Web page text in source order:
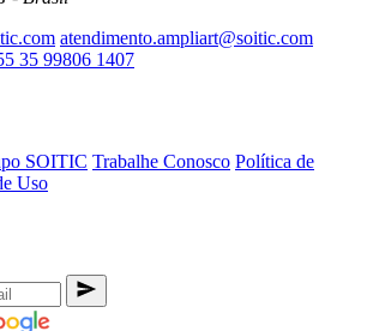
atendimento.ampliart@soitic.com
35 99806 1407
SOITIC Trabalhe Conosco Política de
Uso